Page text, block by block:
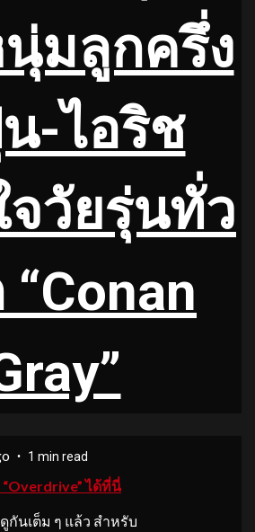
มลูกครึ่ง
-ไอริช
วัยรุ่นทั่ว
1 min read
ได้ที่นี่
กันเต็ม ๆ แล้ว สำหรับ